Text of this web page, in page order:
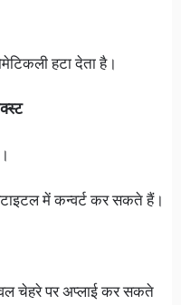
हटा देता है।
में कन्वर्ट कर सकते हैं।
चेहरे पर अप्लाई कर सकते